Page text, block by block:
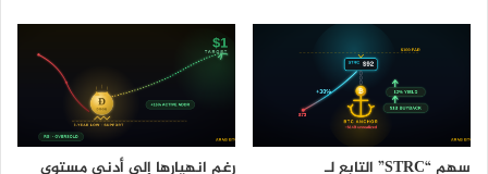
سهم “STRC” التابع لـ رغم انهيارها إلى أدنى مستوى